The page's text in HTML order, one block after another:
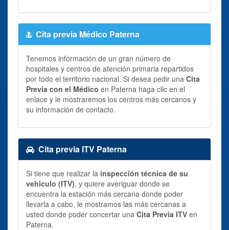
Cita previa Médico Paterna
Tenemos información de un gran número de
hospitales y centros de atención primaria repartidos
por todo el territorio nacional. Si desea pedir una Cita
Previa con el Médico en Paterna haga clic en el
enlace y le mostraremos los centros más cercanos y
su información de contacto.
Cita previa ITV Paterna
Si tiene que realizar la inspección técnica de su
vehiculo (ITV), y quiere averiguar donde se
encuentra la estación más cercana donde poder
llevarla a cabo, le mostramos las más cercanas a
usted donde poder concertar una Cita Previa ITV en
Paterna.